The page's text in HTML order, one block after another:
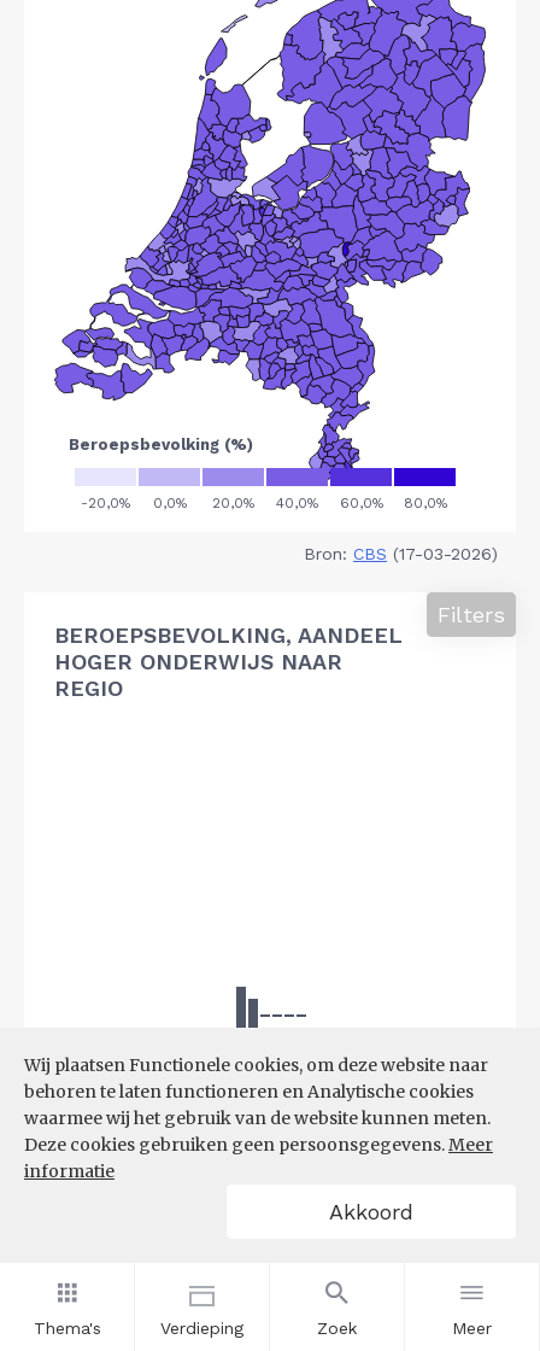
Thema's Verdieping Zoek Meer
Wij plaatsen Functionele cookies, om deze website naar
behoren te laten functioneren en Analytische cookies
waarmee wij het gebruik van de website kunnen meten.
Deze cookies gebruiken geen persoonsgegevens.Meer
informatie
Akkoord
Bron: CBS (17-03-2026)
BEROEPSBEVOLKING, AANDEEL
HOGER ONDERWIJS NAAR
REGIO
Filters
Bron:CBS (17-03-2026)